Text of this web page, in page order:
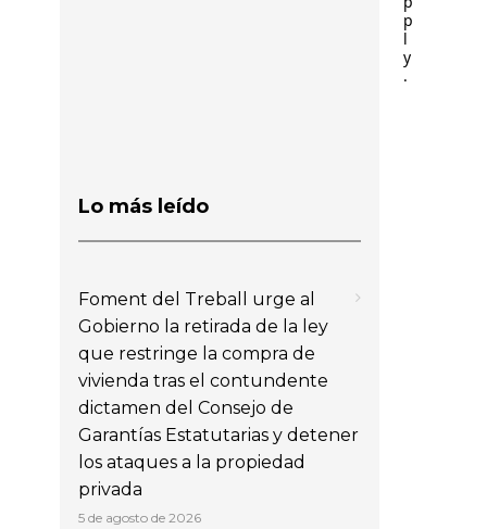
p
l
y
.
Lo más leído
Foment del Treball urge al
Gobierno la retirada de la ley
que restringe la compra de
vivienda tras el contundente
dictamen del Consejo de
Garantías Estatutarias y detener
los ataques a la propiedad
privada
5 de agosto de 2026